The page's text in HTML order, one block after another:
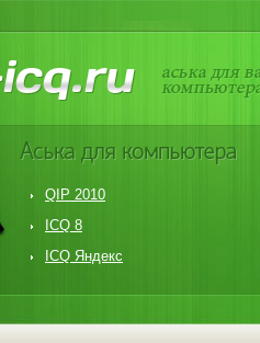
QIP 2010
ICQ 8
ICQ Яндекс